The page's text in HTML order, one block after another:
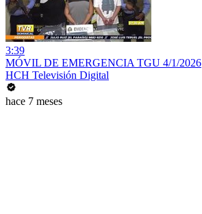
3:39
MÓVIL DE EMERGENCIA TGU 4/1/2026
HCH Televisión Digital
hace 7 meses